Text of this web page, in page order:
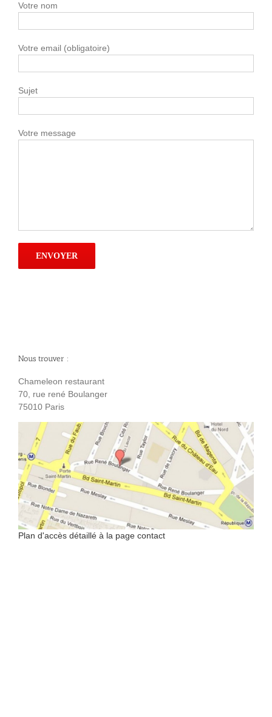
Votre nom
Votre email (obligatoire)
Sujet
Votre message
Nous trouver :
Chameleon restaurant
70, rue rené Boulanger
75010 Paris
Plan d'accès détaillé à la page contact